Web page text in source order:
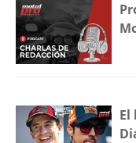
El